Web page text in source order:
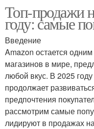
Топ-продажи
году: самые
Введение
Amazon остается
магазинов в мире,
любой вкус. В 2025
продолжает
предпочтения
рассмотрим самые
лидируют в продажах